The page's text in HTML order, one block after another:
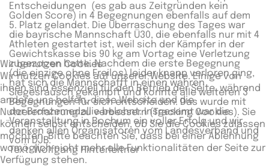
Entscheidungen (es gab aus Zeitgründen kein
Golden Score) in 4 Begegnungen ebenfalls auf dem
5. Platz gelandet. Die Überraschung des Tages war
die bayrische Mannschaft Ü30, die ebenfalls nur mit 4
Athleten gestartet ist, weil sich der Kämpfer in der
Gewichtskasse bis 90 kg am Vortag eine Verletzung
zugezogen hatte. Nachdem die erste Begegnung
(die einzige ohne Freilos) leider knapp verloren ging,
hat sich die Mannschafft in einen wahren
Siegesrausch gekämpft und konnte alle weiteren 3
Begegnungen für sich entscheiden. Das wurde mit
der Bronzemedallie belohnt. Insgesamt war die
Veranstalltung in Bochum ein voller Erfolg und wir
danken allen Organisatoren vom Landesverband und
vom DJB.
Text: Wolfgang Hinterleitner
Wir benutzen Cookies
Wir nutzen Cookies auf unserer Website. Einige von
ihnen sind essenziell für den Betrieb der Seite, während
andere uns helfen, diese Website und die
Nutzererfahrung zu verbessern (Tracking Cookies). Sie
können selbst entscheiden, ob Sie die Cookies zulassen
möchten. Bitte beachten Sie, dass bei einer Ablehnung
womöglich nicht mehr alle Funktionalitäten der Seite zur
Verfügung stehen.